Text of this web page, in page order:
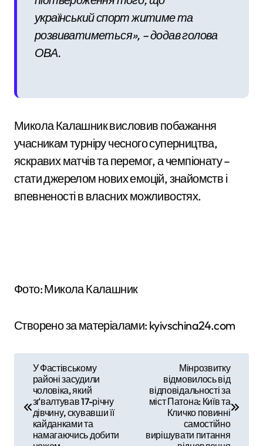
український спорт житиме та
розвиватиметься», – додав голова
ОВА.
Микола Калашник висловив побажання
учасникам турніру чесного суперництва,
яскравих матчів та перемог, а чемпіонату –
стати джерелом нових емоцій, знайомств і
впевненості в власних можливостях.
Фото: Микола Калашник
Створено за матеріалами: kyivschina24.com
в
У Фастівському
районі засудили
чоловіка, який
зґвалтував 17-річну
дівчину, скувавши її
кайданками та
намагаючись добити
Мінрозвитку
відмовилось від
відповідальності за
міст Патона: Київ та
Кличко повинні
самостійно
вирішувати питання